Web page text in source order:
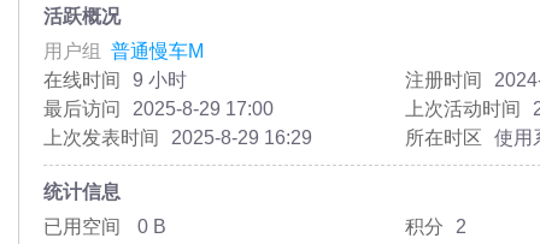
活跃概况
用户组 普通慢车M
在线时间
9 小时 注册时间
最后访问
2025-8-29 17:00 上次活动时间
上次发表时间
2025-8-29 16:29 所在时区 使用
统计信息
已用空间
0 B 积分
2